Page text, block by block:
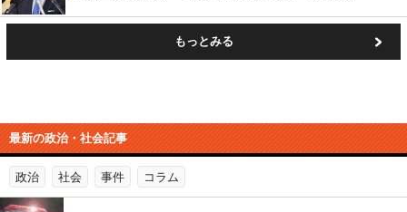
もっとみる
最新の政治・社会記事
政治 社会 事件 コラム